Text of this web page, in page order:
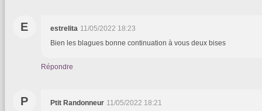
E estrelita 11/05/2022 18:23
Bien les blagues bonne continuation à vous deux bises
Répondre
P Ptit Randonneur 11/05/2022 18:21